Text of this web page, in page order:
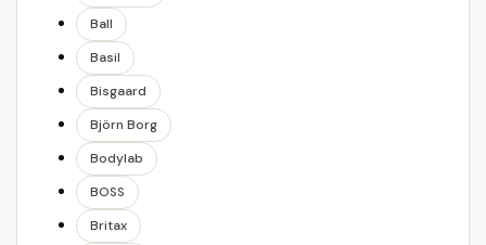
Ball
Basil
Bisgaard
Björn Borg
Bodylab
BOSS
Britax